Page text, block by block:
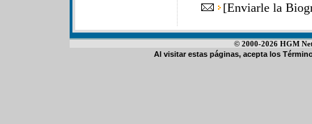
[Enviarle la
© 2000-2026 HGM
Al visitar estas páginas, acepta los